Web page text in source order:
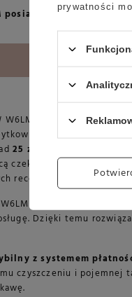
posiada pojemny
W6LM to profesjonalny
Urządzenie
25 zaprogramowanymi
czekoladę. Intuicyjny,
receptur kawowych.
ma ogromy
Dzięki temu
z systemem
czyszczeniu i pojemnej
prywatności